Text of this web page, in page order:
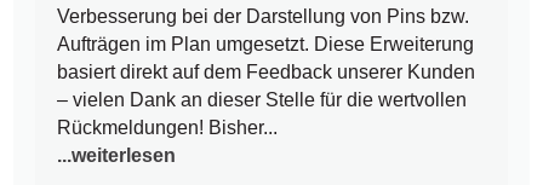
Verbesserung bei der Darstellung von Pins bzw.
Aufträgen im Plan umgesetzt. Diese Erweiterung
basiert direkt auf dem Feedback unserer Kunden
– vielen Dank an dieser Stelle für die wertvollen
Rückmeldungen! Bisher...
...weiterlesen